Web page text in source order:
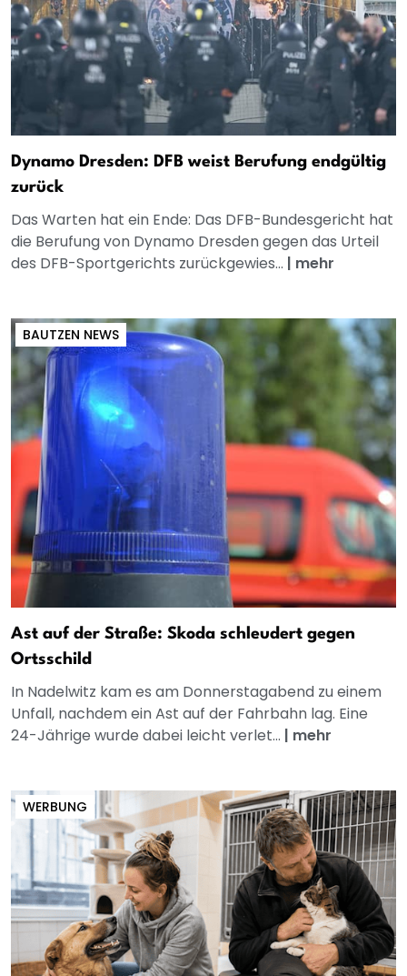
Dynamo Dresden: DFB weist Berufung endgültig
zurück
Das Warten hat ein Ende: Das DFB-Bundesgericht hat
die Berufung von Dynamo Dresden gegen das Urteil
des DFB-Sportgerichts zurückgewies... | mehr
BAUTZEN NEWS
Ast auf der Straße: Skoda schleudert gegen
Ortsschild
In Nadelwitz kam es am Donnerstagabend zu einem
Unfall, nachdem ein Ast auf der Fahrbahn lag. Eine
24-Jährige wurde dabei leicht verlet... | mehr
WERBUNG